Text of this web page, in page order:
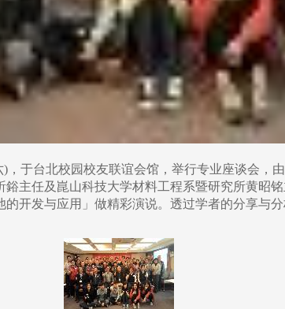
，于台北校园校友联谊会馆，举行专业座谈会，
主任及崑山科技大学材料工程系暨研究所黄昭
开发与应用」做精彩演说。透过学者的分享与